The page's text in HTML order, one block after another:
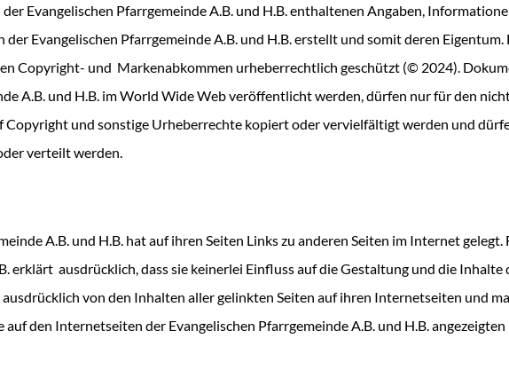
Evangelischen Pfarrgemeinde A.B. und H.B. enthaltenen Angaben,
der Evangelischen Pfarrgemeinde A.B. und H.B. erstellt und somit deren
Copyright- und Markenabkommen urheberrechtlich geschützt (© 2024).
A.B. und H.B. im World Wide Web veröffentlicht werden, dürfen nur für den
Copyright und sonstige Urheberrechte kopiert oder vervielfältigt werden und
verteilt werden.
A.B. und H.B. hat auf ihren Seiten Links zu anderen Seiten im Internet
erklärt ausdrücklich, dass sie keinerlei Einfluss auf die Gestaltung und die
von den Inhalten aller gelinkten Seiten auf ihren Internetseiten und
den Internetseiten der Evangelischen Pfarrgemeinde A.B. und H.B. angezeigten